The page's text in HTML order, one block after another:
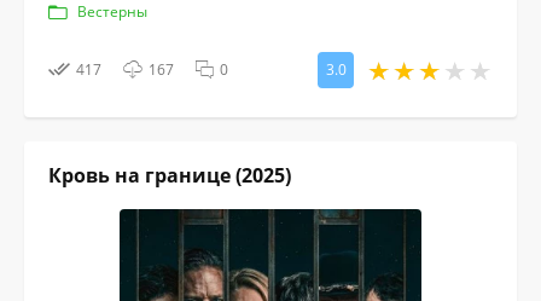
Вестерны
417 167 0 3.0
Кровь на границе (2025)